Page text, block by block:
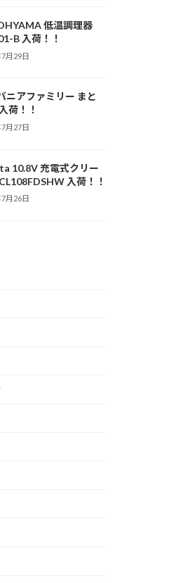
低温調理器
B 入荷！！
月29日
ニアファミリー まと
荷！！
月27日
10.8V 充電式クリー
入荷！！
月26日